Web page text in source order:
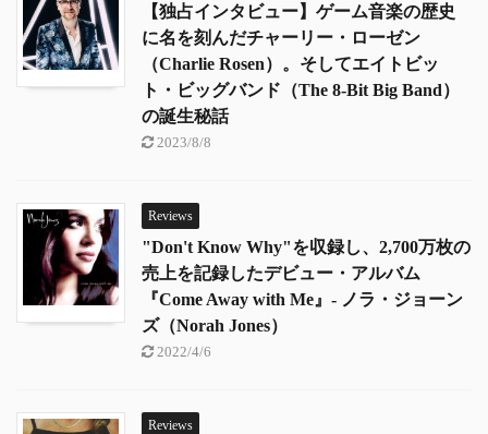
【独占インタビュー】ゲーム音楽の歴史
に名を刻んだチャーリー・ローゼン
（Charlie Rosen）。そしてエイトビッ
ト・ビッグバンド（The 8-Bit Big Band）
の誕生秘話
2023/8/8
Reviews
"Don't Know Why"を収録し、2,700万枚の
売上を記録したデビュー・アルバム
『Come Away with Me』- ノラ・ジョーン
ズ（Norah Jones）
2022/4/6
Reviews